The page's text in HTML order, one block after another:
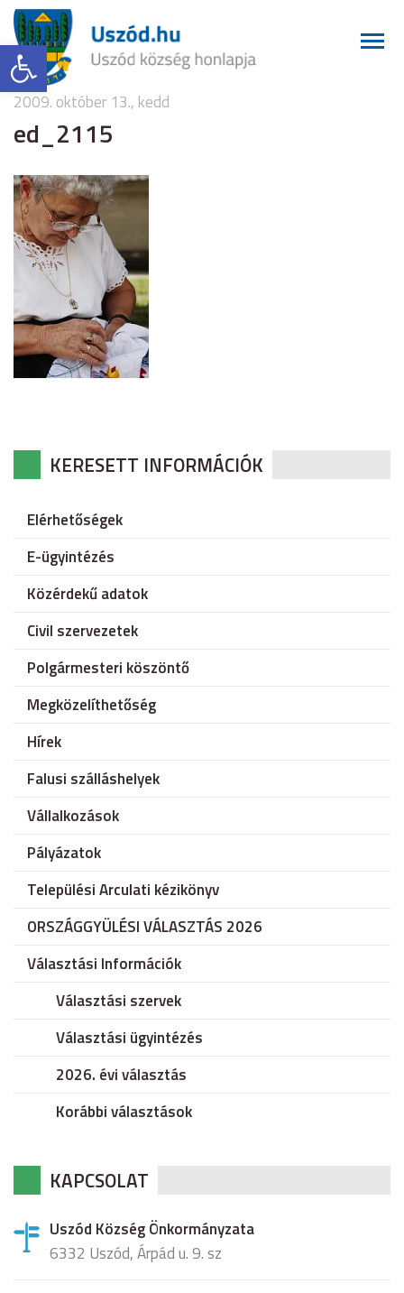
Eszköztár megnyitása
2009. október 13., kedd
ed_2115
KERESETT INFORMÁCIÓK
Elérhetőségek
E-ügyintézés
Közérdekű adatok
Civil szervezetek
Polgármesteri köszöntő
Megközelíthetőség
Hírek
Falusi szálláshelyek
Vállalkozások
Pályázatok
Települési Arculati kézikönyv
ORSZÁGGYÜLÉSI VÁLASZTÁS 2026
Választási Információk
Választási szervek
Választási ügyintézés
2026. évi választás
Korábbi választások
KAPCSOLAT
Uszód Község Önkormányzata
6332 Uszód, Árpád u. 9. sz